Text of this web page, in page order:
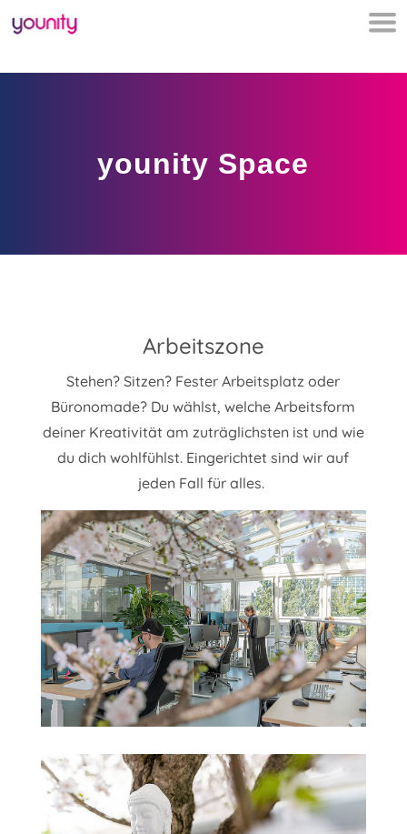
younity Space
Arbeitszone
Stehen? Sitzen? Fester Arbeitsplatz oder
Büronomade? Du wählst, welche Arbeitsform
deiner Kreativität am zuträglichsten ist und wie
du dich wohlfühlst. Eingerichtet sind wir auf
jeden Fall für alles.